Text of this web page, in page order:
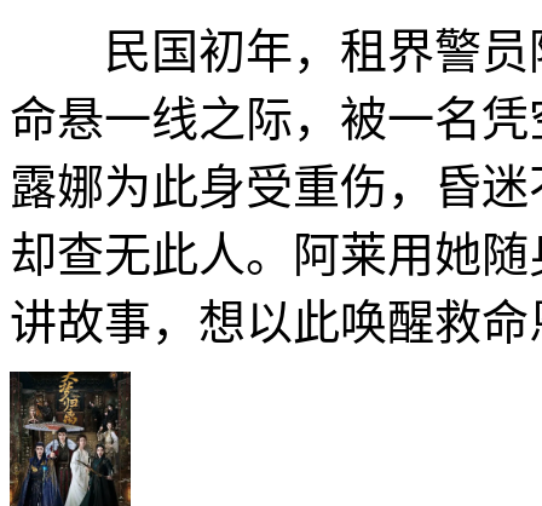
民国初年，租界警员
命悬一线之际，被一名
露娜为此身受重伤，昏
却查无此人。阿莱用她
讲故事，想以此唤醒救